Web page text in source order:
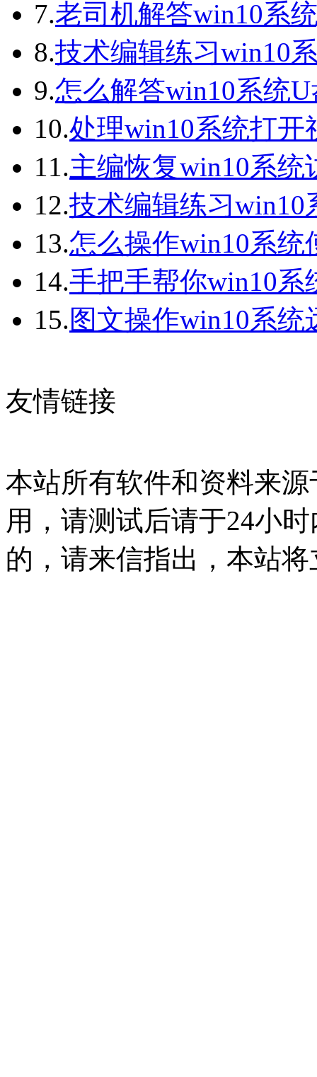
7.老司机解答win10系
8.技术编辑练习win10
9.怎么解答win10系统
10.处理win10系统打
11.主编恢复win10系
12.技术编辑练习
13.怎么操作win10系
14.手把手帮你win10
15.图文操作win10系
友情链接
本站所有软件和资料来
用，请测试后请于24小
的，请来信指出，本站